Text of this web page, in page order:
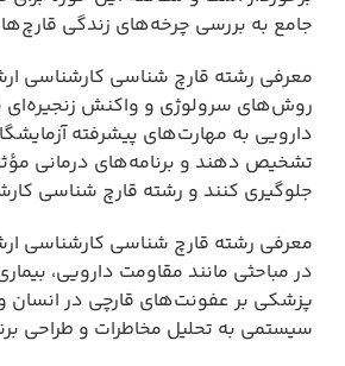
جامع به بررسی چرخه‌های زندگی
معرفی رشته قارچ شناسی کارشناسی
روش‌های سرولوژی و واکنش زنجیره‌ای
دارویی به مهارت‌های پیشرفته
تشخیص دهند و برنامه‌های درمانی
جلوگیری کنند و رشته قارچ شناسی
معرفی رشته قارچ شناسی کارشناسی
در مباحثی مانند مقاومت دارویی،
پزشکی بر عفونت‌های قارچی در انسان
سیستمی به تحلیل مخاطرات و طراحی